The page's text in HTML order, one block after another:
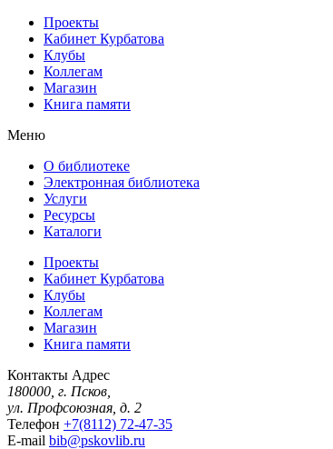
Проекты
Кабинет Курбатова
Клубы
Коллегам
Магазин
Книга памяти
Меню
О библиотеке
Электронная библиотека
Услуги
Ресурсы
Каталоги
Проекты
Кабинет Курбатова
Клубы
Коллегам
Магазин
Книга памяти
Контакты Адрес
180000, г. Псков,
ул. Профсоюзная, д. 2
Телефон +7(8112) 72-47-35
E-mail bib@pskovlib.ru